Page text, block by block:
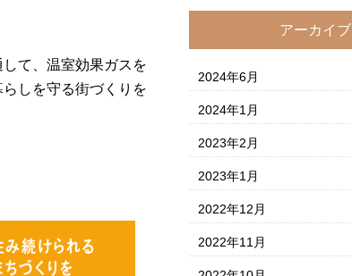
て、温室効果ガスを
しを守る街づくりを
アーカイブ
2024年6月
2024年1月
2023年2月
2023年1月
2022年12月
2022年11月